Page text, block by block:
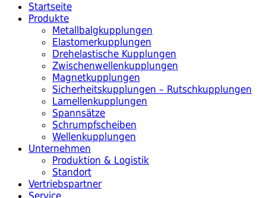
Startseite
Produkte
Metallbalgkupplungen
Elastomerkupplungen
Drehelastische Kupplungen
Zwischenwellenkupplungen
Magnetkupplungen
Sicherheitskupplungen – Rutschkupplungen
Lamellenkupplungen
Spannsätze
Schrumpfscheiben
Wellenkupplungen
Unternehmen
Produktion & Logistik
Standort
Vertriebspartner
Service